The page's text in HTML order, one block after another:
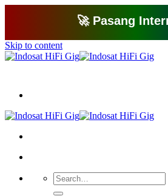
🚀 Pasang Internet
Skip to content